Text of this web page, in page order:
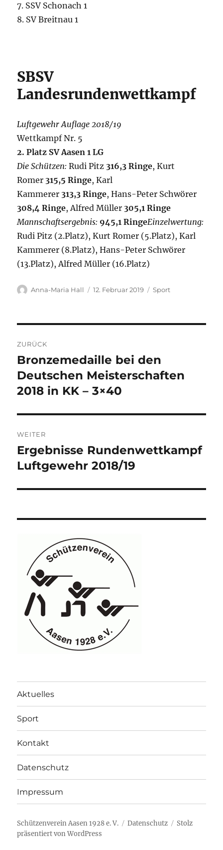
7. SSV Schonach 1
8. SV Breitnau 1
SBSV
Landesrundenwettkampf
Luftgewehr Auflage 2018/19
Wettkampf Nr. 5
2. Platz SV Aasen 1 LG
Die Schützen: Rudi Pitz 316,3 Ringe, Kurt
Romer 315,5 Ringe, Karl
Kammerer 313,3 Ringe, Hans-Peter Schwörer
308,4 Ringe, Alfred Müller 305,1 Ringe
Mannschaftsergebnis: 945,1 RingeEinzelwertung:
Rudi Pitz (2.Platz), Kurt Romer (5.Platz), Karl
Kammerer (8.Platz), Hans-Peter Schwörer
(13.Platz), Alfred Müller (16.Platz)
Autor
Anna-Maria Hall
Veröffentlicht
12. Februar 2019 Kategorien
Sport
ZURÜCK
Vorheriger
Beitrag:
Bronzemedaille bei den
Deutschen Meisterschaften
2018 in KK – 3×40
WEITER
Nächster
Beitrag:
Ergebnisse Rundenwettkampf
Luftgewehr 2018/19
Aktuelles
Sport
Kontakt
Datenschutz
Impressum
Schützenverein Aasen 1928 e. V. Datenschutz
Stolz
präsentiert von WordPress